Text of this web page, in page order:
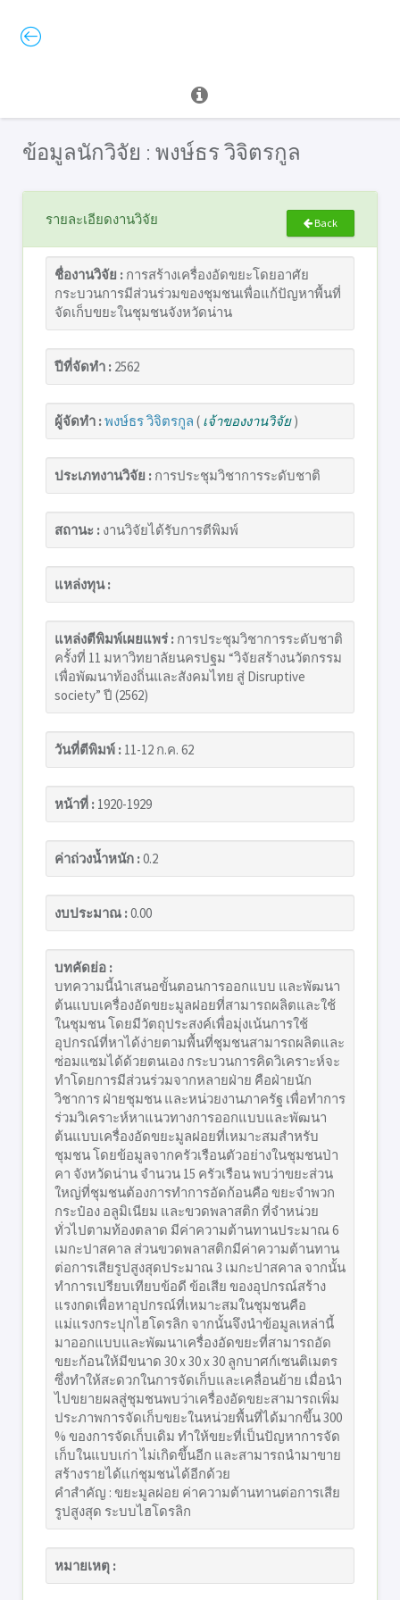
ข้อมูลนักวิจัย : พงษ์ธร วิจิตรกูล
รายละเอียดงานวิจัย Back
ชื่องานวิจัย : การสร้างเครื่องอัดขยะโดยอาศัย
กระบวนการมีส่วนร่วมของชุมชนเพื่อแก้ปัญหาพื้นที่
จัดเก็บขยะในชุมชนจังหวัดน่าน
ปีที่จัดทำ : 2562
ผู้จัดทำ :พงษ์ธร วิจิตรกูล ( เจ้าของงานวิจัย)
ประเภทงานวิจัย : การประชุมวิชาการระดับชาติ
สถานะ : งานวิจัยได้รับการตีพิมพ์
แหล่งทุน :
แหล่งตีพิมพ์เผยแพร่ : การประชุมวิชาการระดับชาติ
ครั้งที่ 11 มหาวิทยาลัยนครปฐม “วิจัยสร้างนวัตกรรม
เพื่อพัฒนาท้องถิ่นและสังคมไทย สู่ Disruptive
society” ปี (2562)
วันที่ตีพิมพ์ : 11-12 ก.ค. 62
หน้าที่ : 1920-1929
ค่าถ่วงน้ำหนัก :0.2
งบประมาณ :0.00
บทคัดย่อ :
บทความนี้นำเสนอขั้นตอนการออกแบบ และพัฒนา
ต้นแบบเครื่องอัดขยะมูลฝอยที่สามารถผลิตและใช้
ในชุมชน โดยมีวัตถุประสงค์เพื่อมุ่งเน้นการใช้
อุปกรณ์ที่หาได้ง่ายตามพื้นที่ชุมชนสามารถผลิตและ
ซ่อมแซมได้ด้วยตนเอง กระบวนการคิดวิเคราะห์จะ
ทำโดยการมีส่วนร่วมจากหลายฝ่าย คือฝ่ายนัก
วิชาการ ฝ่ายชุมชน และหน่วยงานภาครัฐ เพื่อทำการ
ร่วมวิเคราะห์หาแนวทางการออกแบบและพัฒนา
ต้นแบบเครื่องอัดขยะมูลฝอยที่เหมาะสมสำหรับ
ชุมชน โดยข้อมูลจากครัวเรือนตัวอย่างในชุมชนป่า
คา จังหวัดน่าน จำนวน 15 ครัวเรือน พบว่าขยะส่วน
ใหญ่ที่ชุมชนต้องการทำการอัดก้อนคือ ขยะจำพวก
กระป๋อง อลูมิเนียม และขวดพลาสติก ที่จำหน่วย
ทั่วไปตามท้องตลาด มีค่าความต้านทานประมาณ 6
เมกะปาสคาล ส่วนขวดพลาสติกมีค่าความต้านทาน
ต่อการเสียรูปสูงสุดประมาณ 3 เมกะปาสคาล จากนั้น
ทำการเปรียบเทียบข้อดี ข้อเสีย ของอุปกรณ์สร้าง
แรงกดเพื่อหาอุปกรณ์ที่เหมาะสมในชุมชนคือ
แม่แรงกระปุกไฮโดรลิก จากนั้นจึงนำข้อมูลเหล่านี้
มาออกแบบและพัฒนาเครื่องอัดขยะที่สามารถอัด
ขยะก้อนให้มีขนาด 30 x 30 x 30 ลูกบาศก์เซนติเมตร
ซึ่งทำให้สะดวกในการจัดเก็บและเคลื่อนย้าย เมื่อนำ
ไปขยายผลสู่ชุมชนพบว่าเครื่องอัดขยะสามารถเพิ่ม
ประภาพการจัดเก็บขยะในหน่วยพื้นที่ได้มากขึ้น 300
% ของการจัดเก็บเดิม ทำให้ขยะที่เป็นปัญหาการจัด
เก็บในแบบเก่า ไม่เกิดขึ้นอีก และสามารถนำมาขาย
สร้างรายได้แก่ชุมชนได้อีกด้วย
คำสำคัญ : ขยะมูลฝอย ค่าความต้านทานต่อการเสีย
รูปสูงสุด ระบบไฮโดรลิก
หมายเหตุ :